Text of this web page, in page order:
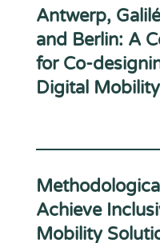
Antwerp,
and Berlin: A
for Co-
Digital
Achieve
Mobility